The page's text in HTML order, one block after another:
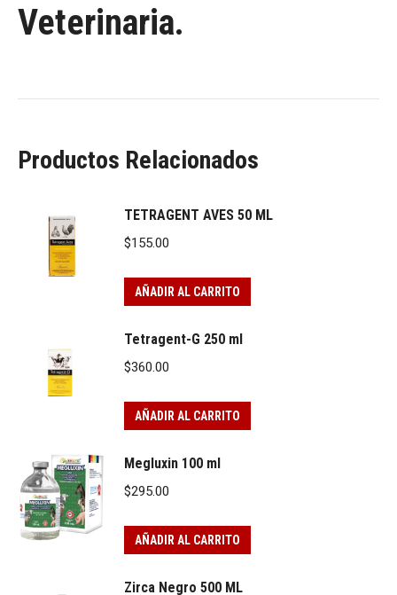
Veterinaria.
Productos Relacionados
TETRAGENT AVES 50 ML
$155.00
AÑADIR AL CARRITO
Tetragent-G 250 ml
$360.00
AÑADIR AL CARRITO
Megluxin 100 ml
$295.00
AÑADIR AL CARRITO
Zirca Negro 500 ML